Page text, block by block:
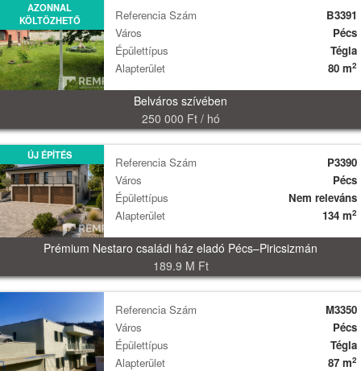
AZONNAL
KÖLTÖZHETŐ
Belváros szívében
250 000 Ft / hó
Referencia Szám
B3391
Város
Pécs
Épülettípus
Tégla
Alapterület
80 m2
ÚJ ÉPÍTÉS
Prémium Nestaro családi ház eladó Pécs–Piricsizmán
189.9 M Ft
Referencia Szám
P3390
Város
Pécs
Épülettípus
Nem releváns
Alapterület
134 m2
Referencia Szám
M3350
Város
Pécs
Épülettípus
Tégla
Alapterület
87 m2